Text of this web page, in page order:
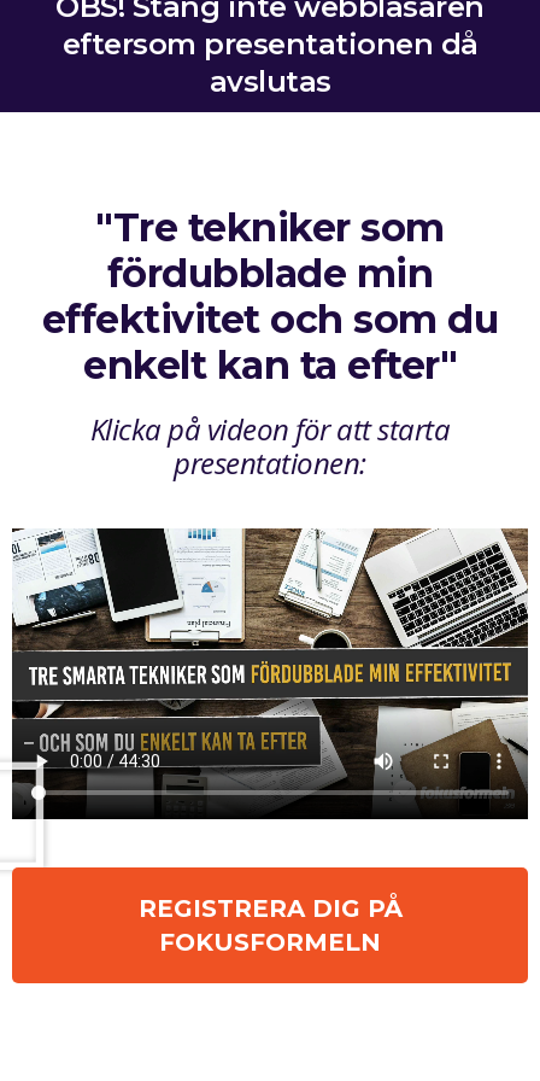
eftersom presentationen då
avslutas
"Tre tekniker som
fördubblade min
effektivitet och som du
enkelt kan ta efter"
Klicka på videon för att starta
presentationen:
REGISTRERA DIG PÅ
FOKUSFORMELN